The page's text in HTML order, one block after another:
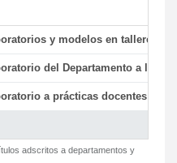
y modelos en talleres/
del Departamento a la
a prácticas docentes y
adscritos a departamentos y